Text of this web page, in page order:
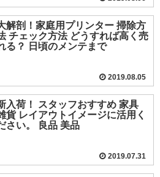
解剖！家庭用プリンター 掃除方
チェック方法 どうすれば高く売
る？ 日頃のメンテまで
2019.08.05
入荷！ スタッフおすすめ 家具
貨 レイアウトイメージに活用く
さい。 良品 美品
2019.07.31